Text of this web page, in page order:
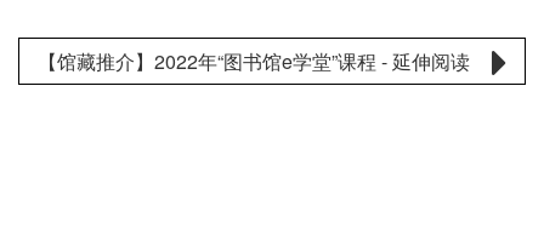
【馆藏推介】2022年“图书馆e学堂”课程 - 延伸阅读